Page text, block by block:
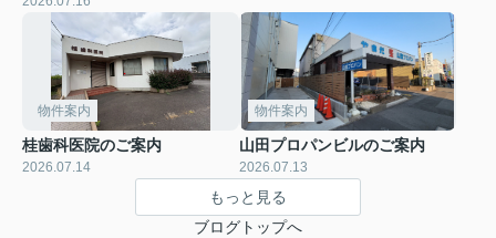
物件案内
桂歯科医院のご案内
2026.07.14
物件案内
山田プロパンビルのご案内
2026.07.13
もっと見る
ブログトップへ